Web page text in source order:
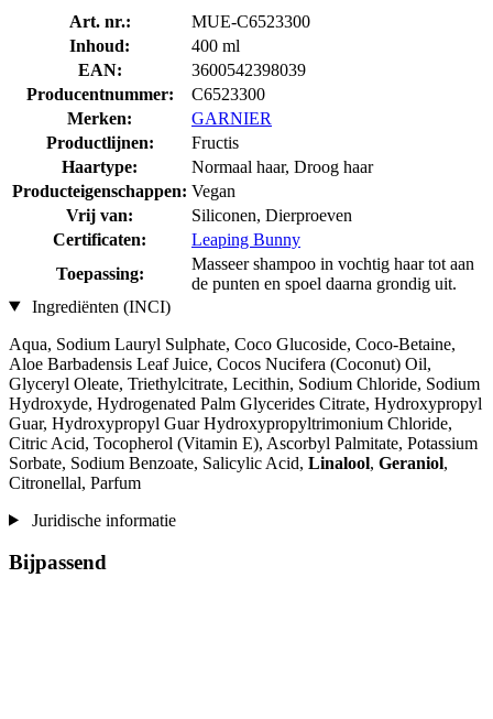
Art. nr.:
MUE-C6523300
Inhoud:
400 ml
EAN:
3600542398039
Producentnummer:
C6523300
Merken:
GARNIER
Productlijnen:
Fructis
Haartype:
Normaal haar, Droog haar
Producteigenschappen: Vegan
Vrij van:
Siliconen, Dierproeven
Certificaten:
Leaping Bunny
Toepassing:
Masseer shampoo in vochtig haar tot aan
de punten en spoel daarna grondig uit.
Ingrediënten (INCI)
Aqua, Sodium Lauryl Sulphate, Coco Glucoside, Coco-Betaine,
Aloe Barbadensis Leaf Juice, Cocos Nucifera (Coconut) Oil,
Glyceryl Oleate, Triethylcitrate, Lecithin, Sodium Chloride, Sodium
Hydroxyde, Hydrogenated Palm Glycerides Citrate, Hydroxypropyl
Guar, Hydroxypropyl Guar Hydroxypropyltrimonium Chloride,
Citric Acid, Tocopherol (Vitamin E), Ascorbyl Palmitate, Potassium
Sorbate, Sodium Benzoate, Salicylic Acid, Linalool, Geraniol,
Citronellal, Parfum
Juridische informatie
Bijpassend